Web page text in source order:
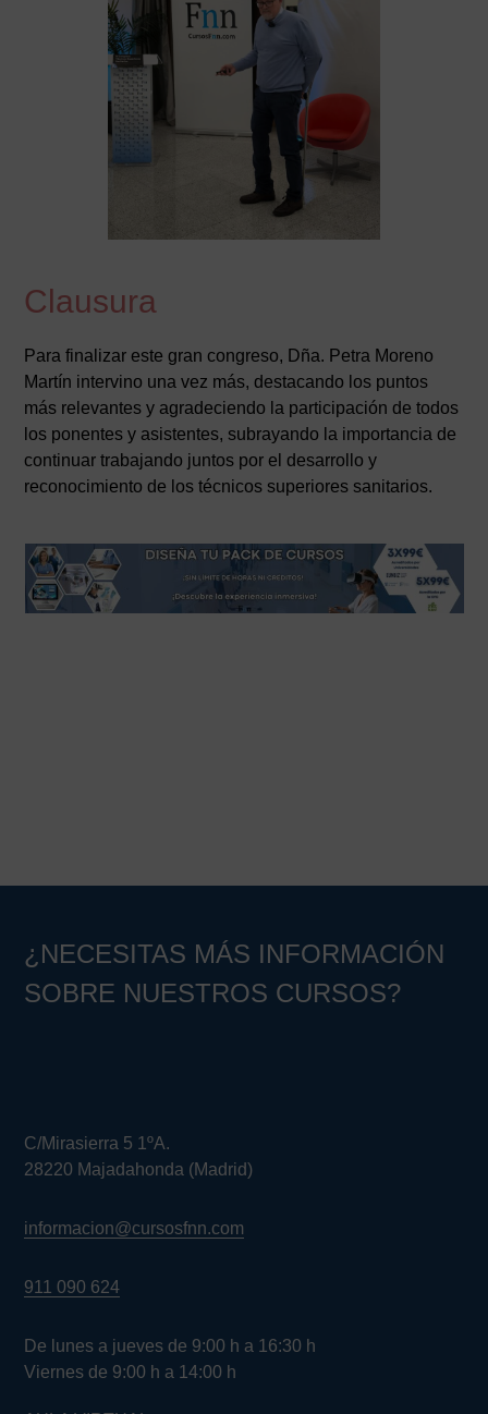
Clausura
Para finalizar este gran congreso, Dña. Petra Moreno
Martín intervino una vez más, destacando los puntos
más relevantes y agradeciendo la participación de todos
los ponentes y asistentes, subrayando la importancia de
continuar trabajando juntos por el desarrollo y
reconocimiento de los técnicos superiores sanitarios.
¿NECESITAS MÁS INFORMACIÓN
SOBRE NUESTROS CURSOS?
C/Mirasierra 5 1ºA.
28220 Majadahonda (Madrid)
informacion@cursosfnn.com
911 090 624
De lunes a jueves de 9:00 h a 16:30 h
Viernes de 9:00 h a 14:00 h